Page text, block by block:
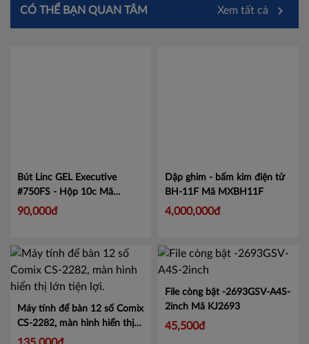
CÓ THỂ BẠN QUAN TÂM Xem tất cả
Bút Linc GEL Executive
#750FS - Hộp 10c Mã
LIN750
90,000đ
Dập ghim - bấm kim điện tử
BH-11F Mã MXBH11F
4,000,000đ
Máy tính để bàn 12 số Comix
CS-2282, màn hình hiển thị
lớn tiện lợi.
File còng bật -2693GSV-A4S-
2inch Mã KJ2693
45,500đ